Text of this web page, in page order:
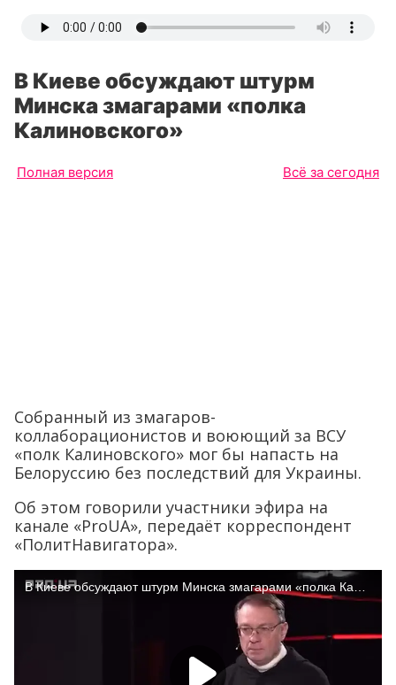
В Киеве обсуждают штурм
Минска змагарами «полка
Калиновского»
Полная версия Всё за сегодня
Собранный из змагаров-
коллаборационистов и воюющий за ВСУ
«полк Калиновского» мог бы напасть на
Белоруссию без последствий для Украины.
Об этом говорили участники эфира на
канале «ProUA», передаёт корреспондент
«ПолитНавигатора».